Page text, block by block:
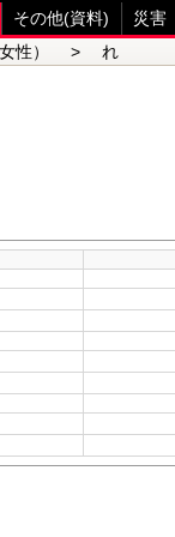
その他(資料) 災害
女性） > れ